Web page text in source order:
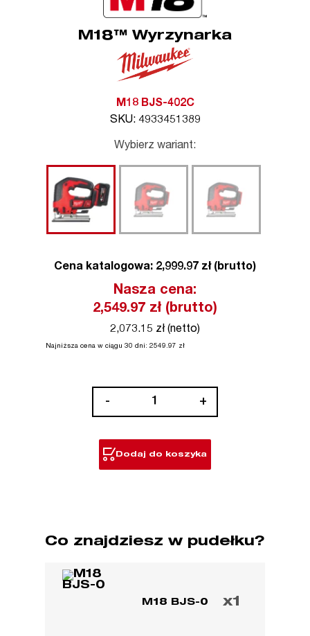
M18™ Wyrzynarka
M18 BJS-402C
SKU: 4933451389
Wybierz wariant:
Cena katalogowa: 2,999.97 zł (brutto)
Nasza cena:
2,549.97 zł (brutto)
2,073.15 zł (netto)
Najniższa cena w ciągu 30 dni: 2549.97 zł
- +
Dodaj do koszyka
Co znajdziesz w pudełku?
M18 BJS-0 x1